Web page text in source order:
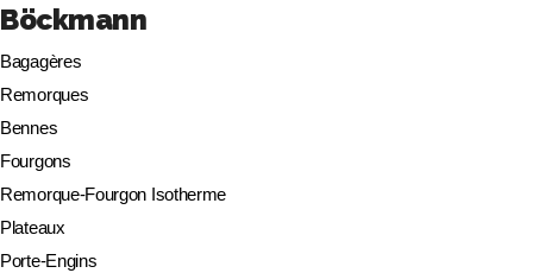
Böckmann
Bagagères
Remorques
Bennes
Fourgons
Remorque-Fourgon Isotherme
Plateaux
Porte-Engins